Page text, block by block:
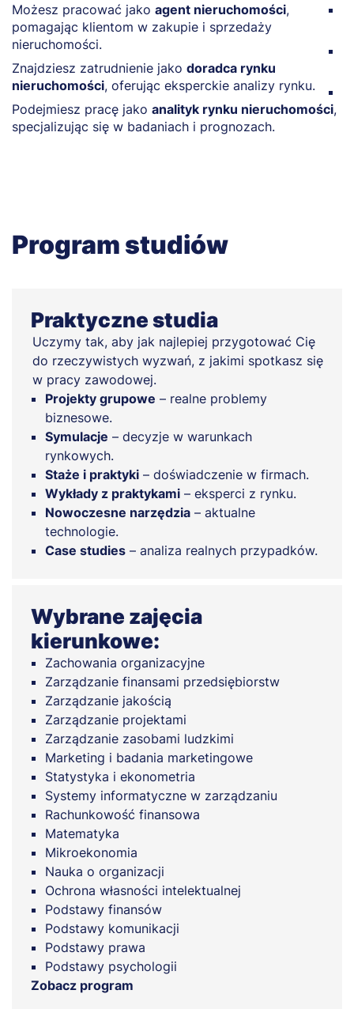
Możesz pracować jako agent nieruchomości,
pomagając klientom w zakupie i sprzedaży
nieruchomości.
Znajdziesz zatrudnienie jako doradca rynku
nieruchomości, oferując eksperckie analizy rynku.
Podejmiesz pracę jako analityk rynku nieruchomości,
specjalizując się w badaniach i prognozach.
Program studiów
Praktyczne studia
Uczymy tak, aby jak najlepiej przygotować Cię
do rzeczywistych wyzwań, z jakimi spotkasz się
w pracy zawodowej.
Projekty grupowe – realne problemy
biznesowe.
Symulacje – decyzje w warunkach
rynkowych.
Staże i praktyki – doświadczenie w firmach.
Wykłady z praktykami – eksperci z rynku.
Nowoczesne narzędzia – aktualne
technologie.
Case studies – analiza realnych przypadków.
Wybrane zajęcia
kierunkowe:
Zachowania organizacyjne
Zarządzanie finansami przedsiębiorstw
Zarządzanie jakością
Zarządzanie projektami
Zarządzanie zasobami ludzkimi
Marketing i badania marketingowe
Statystyka i ekonometria
Systemy informatyczne w zarządzaniu
Rachunkowość finansowa
Matematyka
Mikroekonomia
Nauka o organizacji
Ochrona własności intelektualnej
Podstawy finansów
Podstawy komunikacji
Podstawy prawa
Podstawy psychologii
Zobacz program